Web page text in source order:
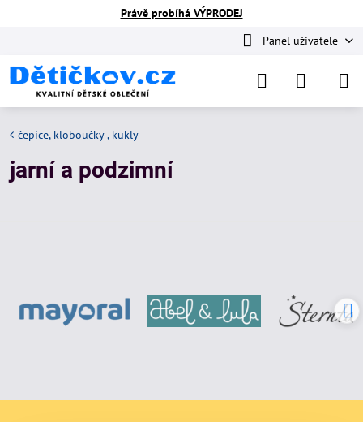
Právě probíhá VÝPRODEJ
Panel uživatele
čepice, kloboučky , kukly
jarní a podzimní